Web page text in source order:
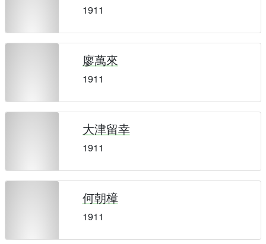
1911
廖萬來
1911
大津留幸
1911
何朝樟
1911